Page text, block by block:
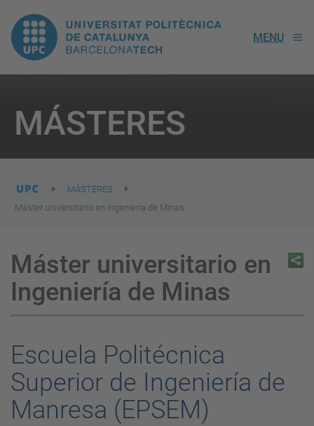
UPC.
Universitat
Politècnica
de
Catalunya
MENU
MÁSTERES
are
here:
MÁSTERES
Máster universitario en Ingeniería de Minas
Máster universitario en
Ingeniería de Minas
Escuela Politécnica
Superior de Ingeniería de
Manresa (EPSEM)